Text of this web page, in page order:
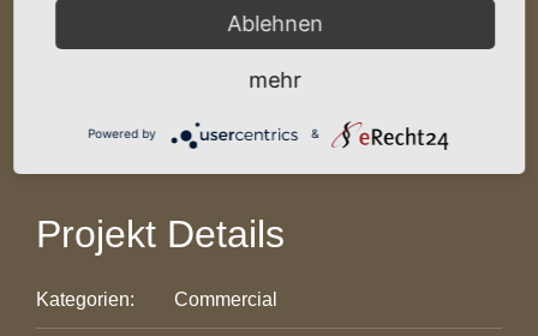
Projekt Beschreibung
Projekt Details
Kategorien: Commercial
Ablehnen
mehr
Powered by &